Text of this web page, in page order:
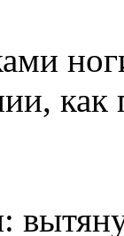
как